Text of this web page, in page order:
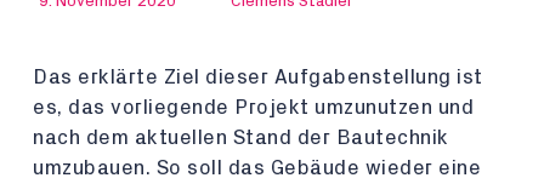
Das erklärte Ziel dieser Aufgabenstellung ist
es, das vorliegende Projekt umzunutzen und
nach dem aktuellen Stand der Bautechnik
umzubauen. So soll das Gebäude wieder eine